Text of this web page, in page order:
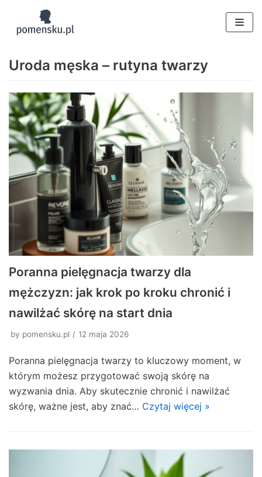
Skocz
treści
Uroda męska – rutyna twarzy
Poranna pielęgnacja twarzy dla
mężczyzn: jak krok po kroku chronić i
nawilżać skórę na start dnia
by pomensku.pl 12 maja 2026
Poranna pielęgnacja twarzy to kluczowy moment, w
którym możesz przygotować swoją skórę na
wyzwania dnia. Aby skutecznie chronić i nawilżać
skórę, ważne jest, aby znać… Czytaj więcej »